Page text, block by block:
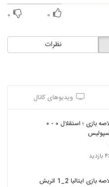
۰ ۰
نظرات
ویدیوهای کانال
خلاصه بازی ؛ استقلال ۰ - ۰
بازی ایتالیا 2_1 اتريش